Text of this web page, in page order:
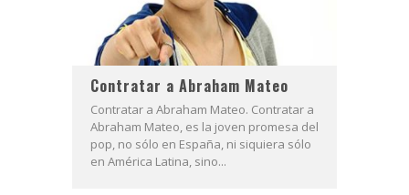
Contratar a Abraham Mateo
Contratar a Abraham Mateo. Contratar a
Abraham Mateo, es la joven promesa del
pop, no sólo en España, ni siquiera sólo
en América Latina, sino...